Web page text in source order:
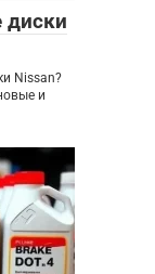
диски
Nissan?
и